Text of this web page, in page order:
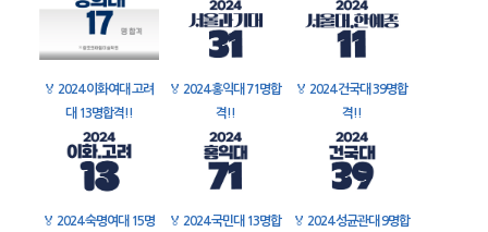
🏅 2024 이화여대 고려
대 13명합격!!
🏅 2024 홍익대 71명합
격!!
🏅 2024 건국대 39명합
격!!
🏅 2024 숙명여대 15명
🏅 2024 국민대 13명합
🏅 2024 성균관대 9명합